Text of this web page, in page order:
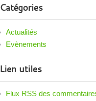
Catégories
Actualités
Evènements
Lien utiles
Flux RSS des